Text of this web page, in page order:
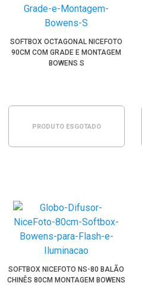
SOFTBOX OCTAGONAL NICEFOTO
90CM COM GRADE E MONTAGEM
BOWENS S
PRODUTO ESGOTADO
SOFTBOX NICEFOTO NS-80 BALÃO
CHINÊS 80CM MONTAGEM BOWENS